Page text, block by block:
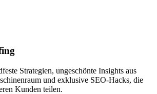
Strategien, ungeschönte Insights aus
und exklusive SEO-Hacks, die
Kunden teilen.